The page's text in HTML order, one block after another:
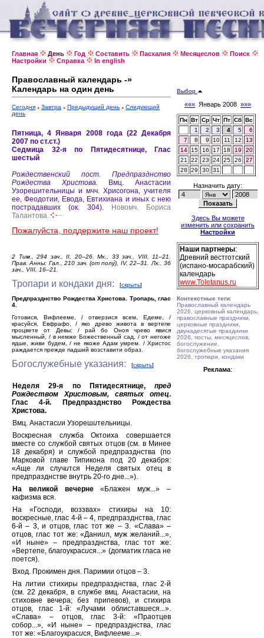
Главная День Год Составить Пасхалия Месяцеслов
Поиск
Настройки
Справка In english
Православный календарь -»
Календарь на один день
Сегодня Завтра Предыдущий день
Следующий
день
Пятница, 4 Января 2008 года (22 Декабря
2007 по ст.ст.)
Седмица 32-я по Пятидесятнице, Глас
шестый
Рождественский пост.
Предпразднство
Рождества Христова.
Вмц. Анастасии
Узорешительницы и мчч. Хрисогона, учителя
ее, Феодотии, Евода, Евтихиана и иных с нею
пострадавших (ок. 304).
Новомч. Бориса
Талантова.
Пожалуйста, поддержите наш проект!
2 Тим., 294 зач., II, 20–26. Мк., 33 зач., VIII, 11–21.
Прав. Анны: Гал., 210 зач. (от полу́), IV, 22–31. Лк., 36
зач., VIII, 16–21.
Тропари и кондаки дня: [скрыть]
Предпразднство Рождества Христова. Тропарь, глас
4.
Готовися, Вифлееме, / отверзися всем, Едеме, /
красуйся, Евфрафо, / яко древо живота в вертепе
процвете от Девы: / рай бо Оноя чрево явися
мысленный, / в немже Божественный сад, / от негоже
ядше, живи будем, / не якоже Адам умрем. / Христос
раждается прежде падший возставити образ.
Богослужебные указания: [скрыть]
Неделя 29-я по Пятидесятнице, пред
Рождеством Христовым, святых отец.
Глас 4-й. Предпразднство Рождества
Христова.
Вмц. Анастасии Узорешительницы.
Воскресная служба Октоиха совершается
вместе со службой святых отцов (см. в Минее
18 декабря) и службой предпразднства (по
Марковой главе Типикона под 20 декабря:
«Аще ли случится Неделя святых отец в
предпразднстве внутрь 20-го дне...»).
На великой вечерне«Блажен муж...» –
кафизма вся.
На «Господи, воззвах» стихиры на 10:
воскресные, глас 4-й – 4, предпразднства, глас
6-й – 3, и отцов, глас тот же – 3. «Слава» –
отцов, глас тот же: «Даниил, муж желаний...»,
«И ныне» – предпразднства, глас тот же:
«Вертепе, благоукрасися...» (догматик гласа не
поется).
Вход. Прокимен дня. Паримии отцов – 3.
На литии стихиры предпразднства, глас 2-й
(см. 22 декабря, в службе вмц. Анастасии, на
стиховне вечера; без припевов), и стихира
отцов, глас 1-й: «Лучами облиставшеся...».
«Слава» – отцов, глас 3-й: «Праотцев
собор...», «И ныне» – предпразднства, глас
тот же: «Благоукрасися, Вифлееме...».
Выбор
««« Январь 2008 »»»
Пн Вт Ср Чт Пт Сб Вс
1
2 3 4 5
6
7
8 9 10 11 12
13
14
15 16 17 18 19
20
21
22 23 24 25 26
27
28
29 30 31
Назначить дату:
Здесь Вы можете
изменить или сохранить
Настройки
Наши партнеры:
Древний вестготский
(испано-мосарабский)
календарь
www.Toletanus.ru
Контекстные теги:
Православный календарь
2026, церковный календарь,
православные праздники,
церковные праздники,
двунадесятые праздники
2026, посты, месяцеслов,
богослужение,
богослужебные указания
2026, тропари, кондаки
Реклама: